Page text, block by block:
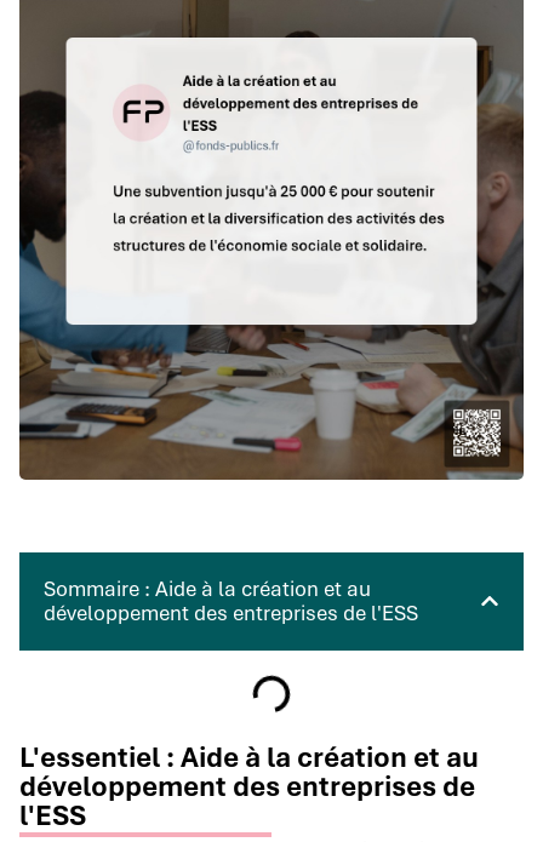
Sommaire : Aide à la création et au
développement des entreprises de l'ESS
L'essentiel : Aide à la création et au
développement des entreprises de
l'ESS